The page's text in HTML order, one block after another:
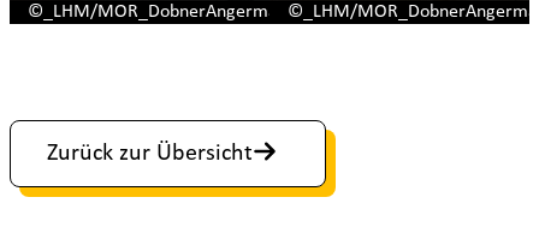
©_LHM/MOR_DobnerAngermann©_LHM/
Zurück zur Übersicht